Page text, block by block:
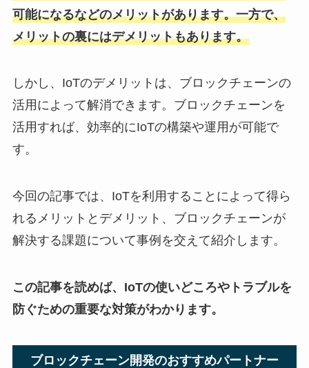
可能になるなどのメリットがあります。一方で、
メリットの裏にはデメリットもあります。
しかし、IoTのデメリットは、ブロックチェーンの
活用によって解消できます。ブロックチェーンを
活用すれば、効率的にIoTの構築や運用が可能で
す。
今回の記事では、IoTを利用することによって得ら
れるメリットとデメリット、ブロックチェーンが
解決する課題について事例を交えて紹介します。
この記事を読めば、IoTの使いどころやトラブルを
防ぐための重要な対策がわかります。
ブロックチェーン開発のおすすめパートナー